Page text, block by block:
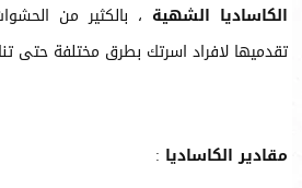
الكاساديا الشهية ، بالكثير من
تقدميها لافراد اسرتك بطرق مختلفة حتى
مقادير الكاساديا :